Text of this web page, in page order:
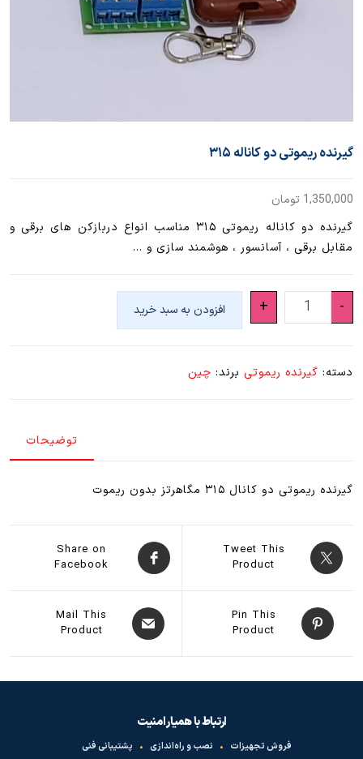
گیرنده ریموتی دو کاناله ۳۱۵
1,350,000 تومان
گیرنده دو کاناله ریموتی ۳۱۵ مناسب انواع دربازکن های برقی و
مقابل برقی ، آسانسور ، هوشمند سازی و …
-
گیرنده
ریموتی
۳۱۵
+ افزودن به سبد خرید
دسته: گیرنده ریموتی برند: چین
توضیحات
گیرنده ریموتی دو کانال ۳۱۵ مگاهرتز بدون ریموت
Tweet This
Product
Share on
Facebook
Pin This
Product
Mail This
Product
ارتباط با همیار امنیت
فروش تجهیزات • نصب و راه‌اندازی • پشتیبانی فنی